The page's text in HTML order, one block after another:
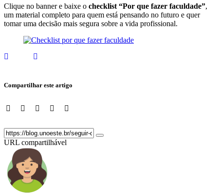
Clique no banner e baixe o checklist “Por que fazer faculdade”,
um material completo para quem está pensando no futuro e quer
tomar uma decisão mais segura sobre a vida profissional.
Compartilhar este artigo
URL compartilhável